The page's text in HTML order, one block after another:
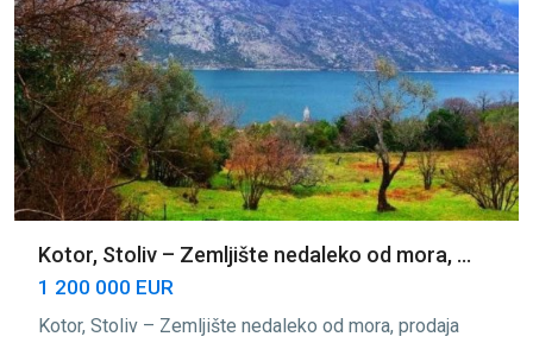
Kotor, Stoliv – Zemljište nedaleko od mora, ...
1 200 000 EUR
Kotor, Stoliv – Zemljište nedaleko od mora, prodaja